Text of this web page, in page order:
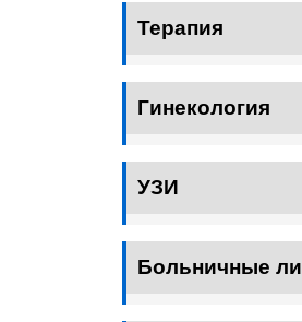
Терапия
Гинекология
УЗИ
Больничные